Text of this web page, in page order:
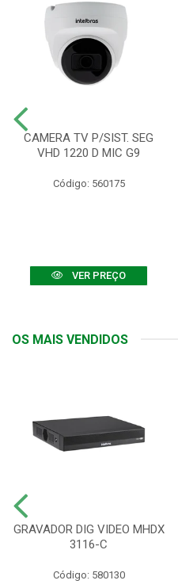
CAMERA TV P/SIST. SEG
VHD 1220 D MIC G9
Código: 560175
VER PREÇO
OS MAIS VENDIDOS
GRAVADOR DIG VIDEO MHDX
3116-C
Código: 580130